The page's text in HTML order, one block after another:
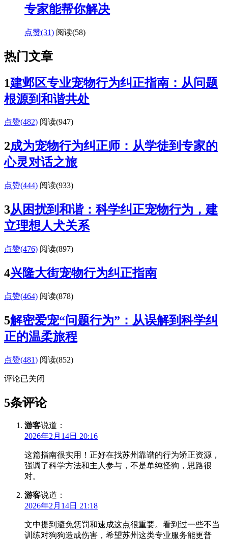
专家能帮你解决
点赞(31) 阅读(58)
热门文章
1建邺区专业宠物行为纠正指南：从问题
根源到和谐共处
点赞(482) 阅读(947)
2成为宠物行为纠正师：从学徒到专家的
心灵对话之旅
点赞(444) 阅读(933)
3从困扰到和谐：科学纠正宠物行为，建
立理想人犬关系
点赞(476) 阅读(897)
4兴隆大街宠物行为纠正指南
点赞(464) 阅读(878)
5解密爱宠“问题行为”：从误解到科学纠
正的温柔旅程
点赞(481) 阅读(852)
评论已关闭
5条评论
游客说道：
2026年2月14日 20:16
这篇指南很实用！正好在找苏州靠谱的行为矫正资源，
强调了科学方法和主人参与，不是单纯怪狗，思路很
对。
游客说道：
2026年2月14日 21:18
文中提到避免惩罚和速成这点很重要。看到过一些不当
训练对狗狗造成伤害，希望苏州这类专业服务能更普